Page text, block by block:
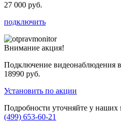
27 000 руб.
подключить
Внимание акция!
Подключение видеонаблюдения
18990 руб.
Установить по акции
Подробности уточняйте у наших
(499) 653-60-21